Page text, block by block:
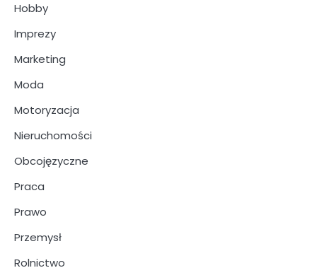
Hobby
Imprezy
Marketing
Moda
Motoryzacja
Nieruchomości
Obcojęzyczne
Praca
Prawo
Przemysł
Rolnictwo